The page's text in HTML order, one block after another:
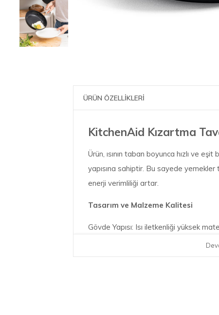
ÜRÜN ÖZELLİKLERİ
KitchenAid Kızartma
Ürün, ısının taban boyunca hızlı ve
yapısına sahiptir. Bu sayede yemekler
enerji verimliliği artar.
Tasarım ve Malzeme Kalitesi
Gövde Yapısı: Isı iletkenliği yüksek
de hassas pişirme gerektiren tarifler